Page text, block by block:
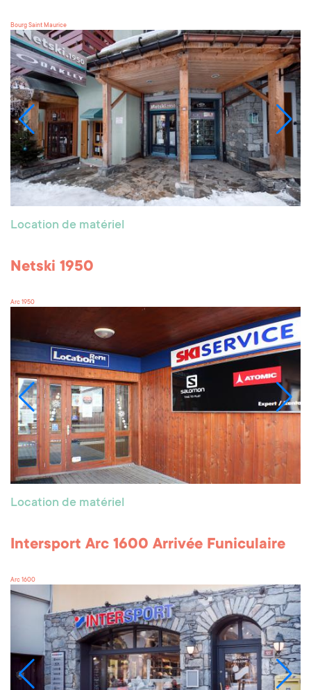
Bourg Saint Maurice
Location de matériel
Netski 1950
Arc 1950
Location de matériel
Intersport Arc 1600 Arrivée Funiculaire
Arc 1600